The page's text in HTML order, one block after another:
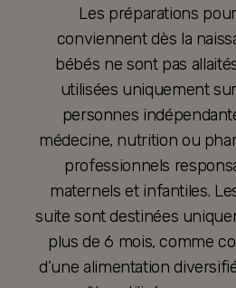
Les préparations
conviennent dès la
bébés ne sont pas
utilisées uniquement
personnes
médecine, nutrition ou
professionnels
maternels et infantiles.
suite sont destinées
plus de 6 mois, comme
d’une alimentation